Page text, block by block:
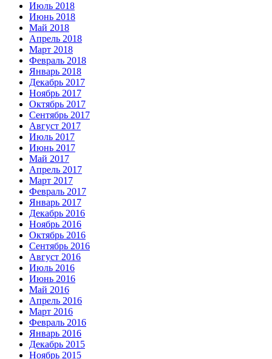
Июль 2018
Июнь 2018
Май 2018
Апрель 2018
Март 2018
Февраль 2018
Январь 2018
Декабрь 2017
Ноябрь 2017
Октябрь 2017
Сентябрь 2017
Август 2017
Июль 2017
Июнь 2017
Май 2017
Апрель 2017
Март 2017
Февраль 2017
Январь 2017
Декабрь 2016
Ноябрь 2016
Октябрь 2016
Сентябрь 2016
Август 2016
Июль 2016
Июнь 2016
Май 2016
Апрель 2016
Март 2016
Февраль 2016
Январь 2016
Декабрь 2015
Ноябрь 2015